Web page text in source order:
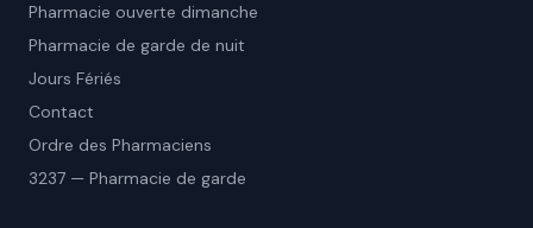
Pharmacie ouverte dimanche
Pharmacie de garde de nuit
Jours Fériés
Contact
Ordre des Pharmaciens
3237 — Pharmacie de garde